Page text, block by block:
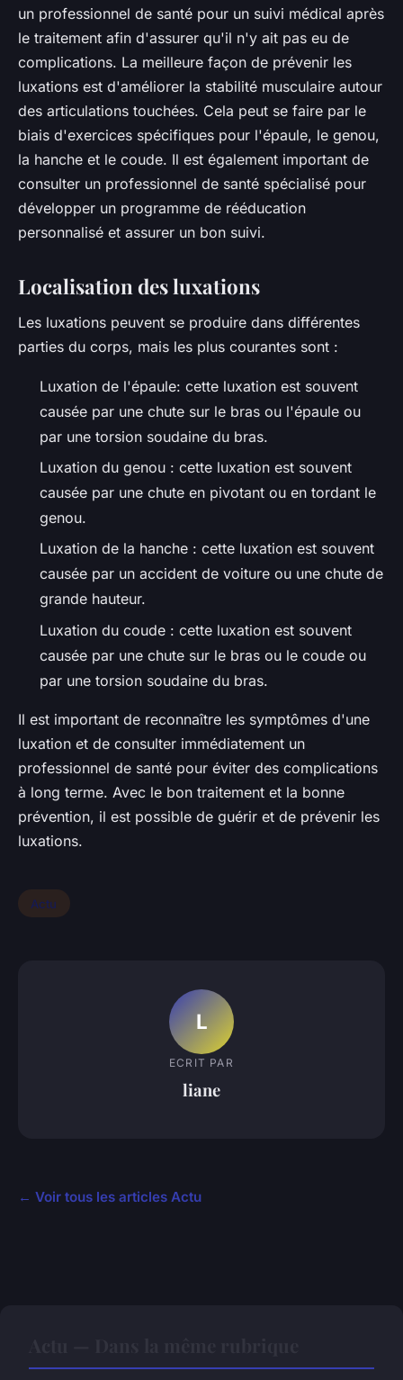
un professionnel de santé pour un suivi médical après
le traitement afin d'assurer qu'il n'y ait pas eu de
complications. La meilleure façon de prévenir les
luxations est d'améliorer la stabilité musculaire autour
des articulations touchées. Cela peut se faire par le
biais d'exercices spécifiques pour l'épaule, le genou,
la hanche et le coude. Il est également important de
consulter un professionnel de santé spécialisé pour
développer un programme de rééducation
personnalisé et assurer un bon suivi.
Localisation des luxations
Les luxations peuvent se produire dans différentes
parties du corps, mais les plus courantes sont :
Luxation de l'épaule: cette luxation est souvent
causée par une chute sur le bras ou l'épaule ou
par une torsion soudaine du bras.
Luxation du genou : cette luxation est souvent
causée par une chute en pivotant ou en tordant le
genou.
Luxation de la hanche : cette luxation est souvent
causée par un accident de voiture ou une chute de
grande hauteur.
Luxation du coude : cette luxation est souvent
causée par une chute sur le bras ou le coude ou
par une torsion soudaine du bras.
Il est important de reconnaître les symptômes d'une
luxation et de consulter immédiatement un
professionnel de santé pour éviter des complications
à long terme. Avec le bon traitement et la bonne
prévention, il est possible de guérir et de prévenir les
luxations.
Actu
L
ECRIT PAR
liane
← Voir tous les articles Actu